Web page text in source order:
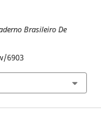
Brasileiro De
6903